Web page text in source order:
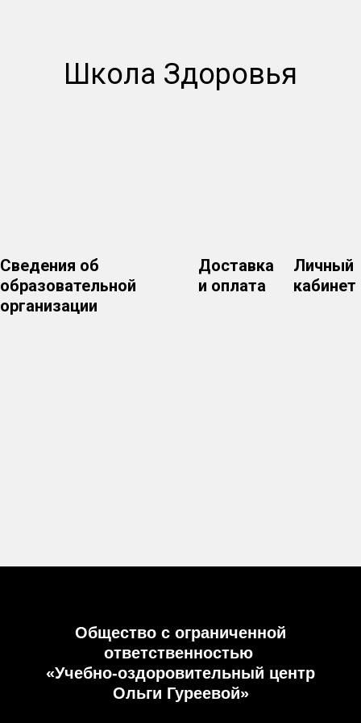
Школа Здоровья
Сведения об
образовательной
организации
Доставка
и оплата
Личный
кабинет
Общество с ограниченной
ответственностью
«Учебно-оздоровительный центр
Ольги Гуреевой»